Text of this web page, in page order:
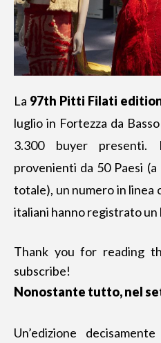
La 97th Pitti Filati
luglio in Fortezza da
3.300 buyer
provenienti da 50 Paesi
totale), un numero in linea
italiani hanno registrato un
Thank you for reading
subscribe!
Nonostante tutto, nel
Un’edizione